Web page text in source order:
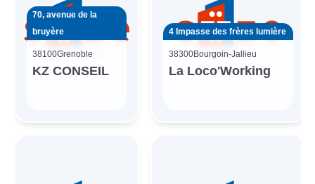
70, avenue de la
bruyère
38100Grenoble
KZ CONSEIL
4 Impasse des frères lumière
38300Bourgoin-Jallieu
La Loco'Working